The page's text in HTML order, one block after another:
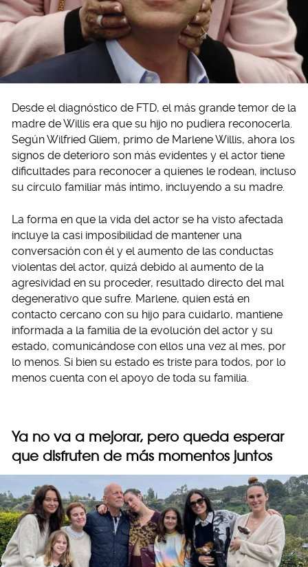
Desde el diagnóstico de FTD, el más grande temor de la
madre de Willis era que su hijo no pudiera reconocerla.
Según Wilfried Gliem, primo de Marlene Willis, ahora los
signos de deterioro son más evidentes y el actor tiene
dificultades para reconocer a quienes le rodean, incluso
su círculo familiar más íntimo, incluyendo a su madre.
La forma en que la vida del actor se ha visto afectada
incluye la casi imposibilidad de mantener una
conversación con él y el aumento de las conductas
violentas del actor, quizá debido al aumento de la
agresividad en su proceder, resultado directo del mal
degenerativo que sufre. Marlene, quien está en
contacto cercano con su hijo para cuidarlo, mantiene
informada a la familia de la evolución del actor y su
estado, comunicándose con ellos una vez al mes, por
lo menos. Si bien su estado es triste para todos, por lo
menos cuenta con el apoyo de toda su familia.
Ya no va a mejorar, pero queda esperar
que disfruten de más momentos juntos